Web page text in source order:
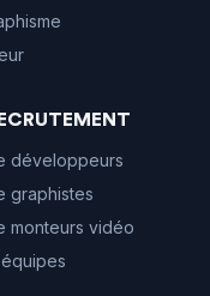
développeurs
graphistes
monteurs vidéo